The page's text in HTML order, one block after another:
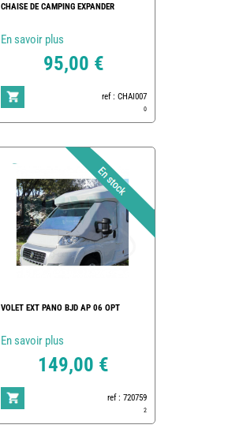
CHAISE DE CAMPING EXPANDER
En savoir plus
95,00 €
ref : CHAI007
0
VOLET EXT PANO BJD AP 06 OPT
En savoir plus
149,00 €
ref : 720759
2